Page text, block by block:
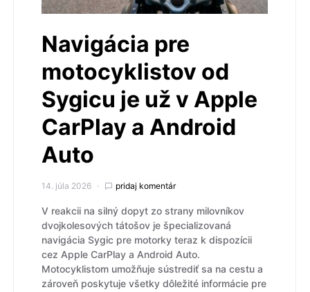
Navigácia pre
motocyklistov od
Sygicu je už v Apple
CarPlay a Android
Auto
14. júla 2026 pridaj komentár
V reakcii na silný dopyt zo strany milovníkov
dvojkolesových tátošov je špecializovaná
navigácia Sygic pre motorky teraz k dispozícii
cez Apple CarPlay a Android Auto.
Motocyklistom umožňuje sústrediť sa na cestu a
zároveň poskytuje všetky dôležité informácie pre